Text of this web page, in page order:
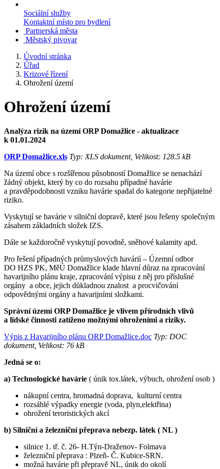
Sociální služby
Kontaktní místo pro bydlení
Partnerská města
Městský pivovar
Úvodní stránka
Úřad
Krizové řízení
Ohrožení území
Ohrožení území
Analýza rizik na území ORP Domažlice - aktualizace
k 01.01.2024
ORP Domažlice.xls Typ: XLS dokument, Velikost: 128.5 kB
Na území obce s rozšířenou působností Domažlice se nenachází
žádný objekt, který by co do rozsahu případné havárie
a pravděpodobnosti vzniku havárie spadal do kategorie nepřijatelné
riziko.
Vyskytují se havárie v silniční dopravě, které jsou řešeny společným
zásahem základních složek IZS.
Dále se každoročně vyskytují povodně, sněhové kalamity apd.
Pro řešení případných průmyslových havárií – Územní odbor
DO HZS PK, MěÚ Domažlice klade hlavní důraz na zpracování
havarijního plánu kraje, zpracování výpisu z něj pro příslušné
orgány a obce, jejich důkladnou znalost a procvičování
odpovědnými orgány a havarijními složkami.
Správní území ORP Domažlice je vlivem přírodních vlivů
a lidské činnosti zatíženo možnými ohroženími a riziky.
Výpis z Havarijního plánu ORP Domažlice.doc Typ: DOC
dokument, Velikost: 76 kB
Jedná se o:
a) Technologické havárie ( únik tox.látek, výbuch, ohrožení osob )
nákupní centra, hromadná doprava, kulturní centra
rozsáhlé výpadky energie (voda, plyn,elektřina)
ohrožení teroristických akcí
b) Silniční a železniční přeprava nebezp. látek ( NL )
silnice 1. tř. č. 26- H.Týn-Draženov- Folmava
železniční přeprava : Plzeň- Č. Kubice-SRN.
možná havárie při přepravě NL, únik do okolí